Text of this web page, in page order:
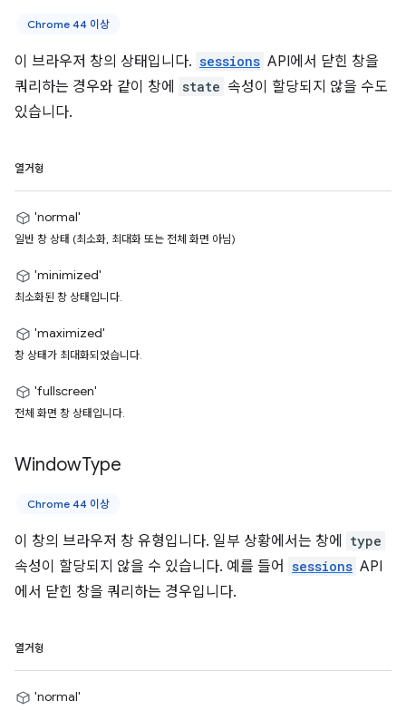
Chrome 44 이상
이 브라우저 창의 상태입니다. sessions API에서 닫힌 창을
쿼리하는 경우와 같이 창에
state 속성이 할당되지 않을 수도
있습니다.
열거형
'normal'
일반 창 상태 (최소화, 최대화 또는 전체 화면 아님)
'minimized'
최소화된 창 상태입니다.
'maximized'
창 상태가 최대화되었습니다.
'fullscreen'
전체 화면 창 상태입니다.
WindowType
Chrome 44 이상
이 창의 브라우저 창 유형입니다. 일부 상황에서는 창에 type
속성이 할당되지 않을 수 있습니다. 예를 들어 sessions API
에서 닫힌 창을 쿼리하는 경우입니다.
열거형
'normal'